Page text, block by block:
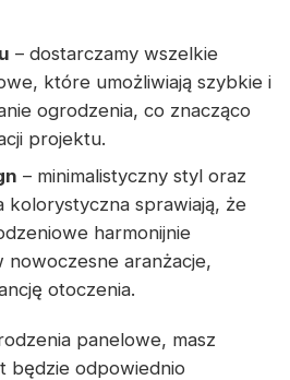
– dostarczamy wszelkie
które umożliwiają szybkie i
ogrodzenia, co znacząco
projektu.
– minimalistyczny styl oraz
kolorystyczna sprawiają, że
harmonijnie
nowoczesne aranżacje,
otoczenia.
panelowe, masz
będzie odpowiednio